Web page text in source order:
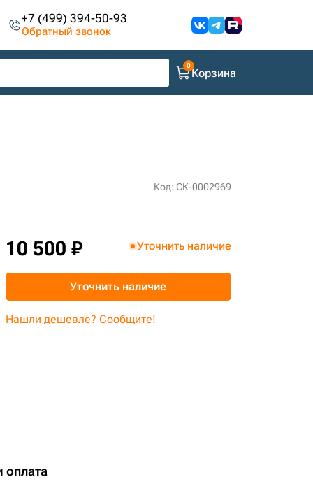
+7 (499) 394-50-93
Обратный звонок
Корзина
Код: СК-0002969
10 500 ₽ Уточнить наличие
Уточнить наличие
Нашли дешевле? Сообщите!
оплата